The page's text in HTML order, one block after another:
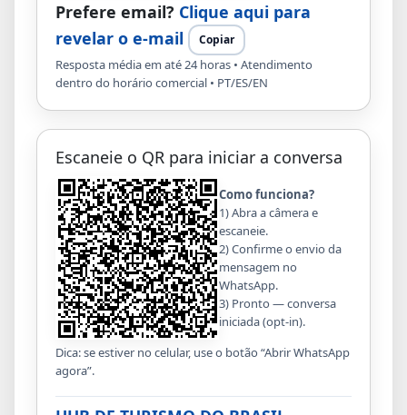
Prefere email? Clique aqui para
revelar o e-mail
Copiar
Resposta média em até 24 horas • Atendimento
dentro do horário comercial • PT/ES/EN
Escaneie o QR para iniciar a conversa
Como funciona?
1) Abra a câmera e
escaneie.
2) Confirme o envio da
mensagem no
WhatsApp.
3) Pronto — conversa
iniciada (opt-in).
Dica: se estiver no celular, use o botão “Abrir WhatsApp
agora”.